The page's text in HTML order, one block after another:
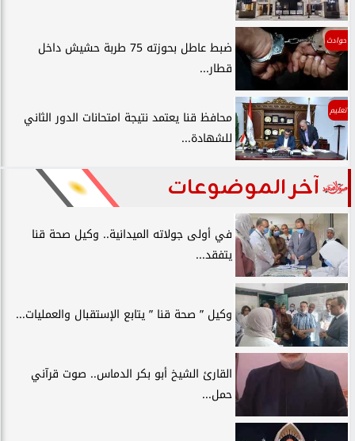
حوادث
ضبط عاطل بحوزته 75 طربة حشيش داخل
قطار...
تعليم
محافظ قنا يعتمد نتيجة امتحانات الدور الثاني
للشهادة...
آخر الموضوعات
في أولى جولاته الميدانية.. وكيل صحة قنا
يتفقد...
وكيل ” صحة قنا ” يتابع الإستقبال والعمليات...
القارئ الشيخ أبو بكر الدماس.. صوت قرآني
حمل...